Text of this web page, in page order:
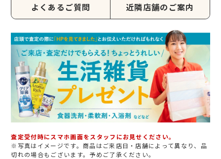
よくあるご質問 近隣店舗のご案内
査定受付時にスマホ画面をスタッフにお見せください。
※写真はイメージです。商品はご来店日・店舗によって異なり、品
切れの場合もございます。予めご了承ください。